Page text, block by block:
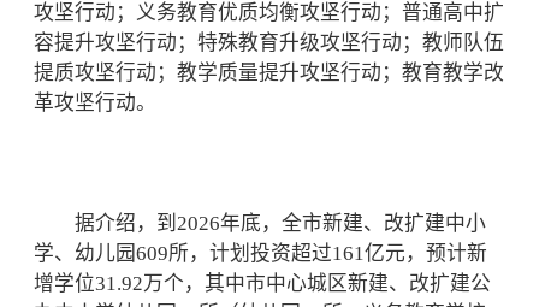
攻坚行动；义务教育优质均衡攻坚行动；普通高中扩
容提升攻坚行动；特殊教育升级攻坚行动；教师队伍
提质攻坚行动；教学质量提升攻坚行动；教育教学改
革攻坚行动。
据介绍，到2026年底，全市新建、改扩建中小
学、幼儿园609所，计划投资超过161亿元，预计新
增学位31.92万个，其中市中心城区新建、改扩建公